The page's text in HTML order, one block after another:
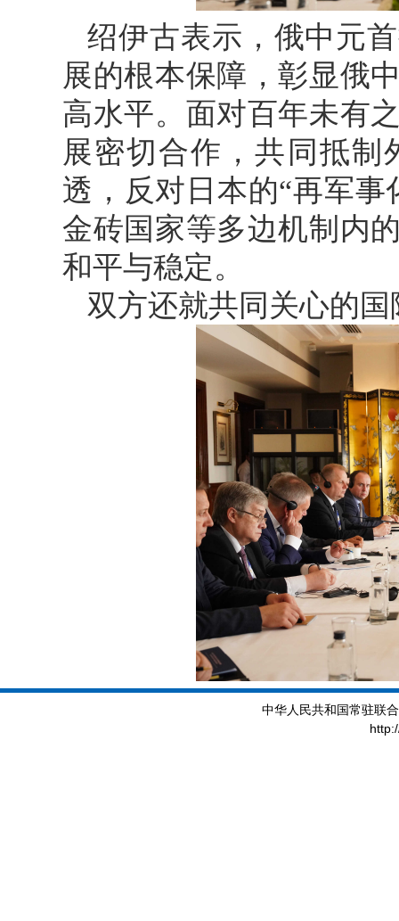
绍伊古表示，俄中元
展的根本保障，彰显俄
高水平。面对百年未有
展密切合作，共同抵制
透，反对日本的“再军
金砖国家等多边机制内
和平与稳定。
双方还就共同关心的
中华人民共和国常驻联